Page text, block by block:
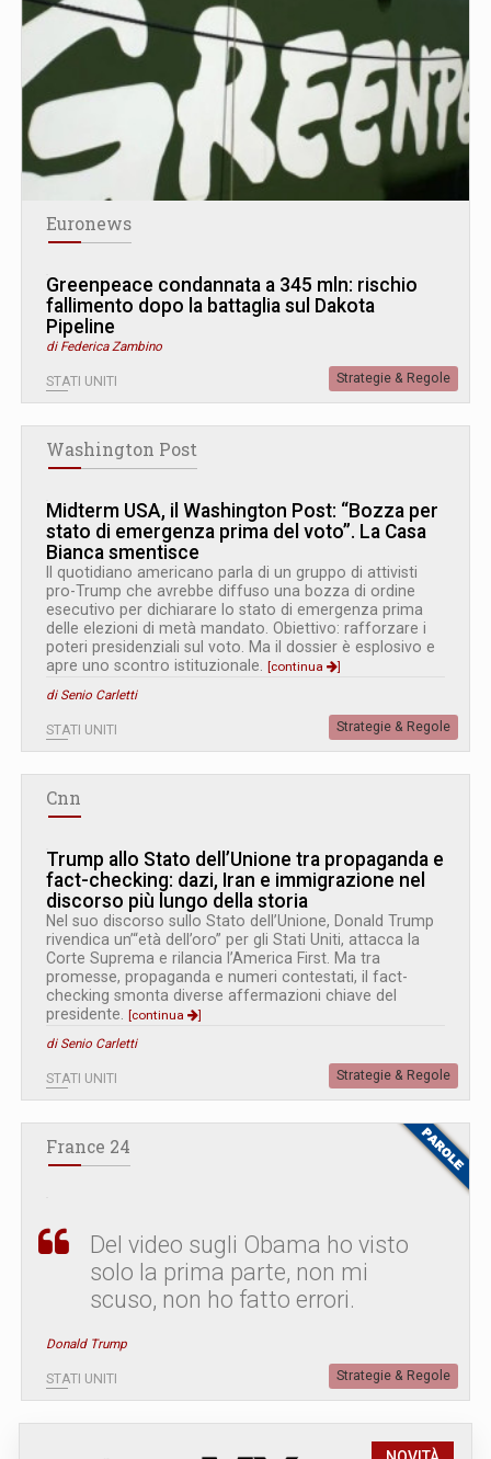
Euronews
Greenpeace condannata a 345 mln: rischio
fallimento dopo la battaglia sul Dakota
Pipeline
di Federica Zambino
STATI UNITI Strategie & Regole
Washington Post
Midterm USA, il Washington Post: “Bozza per
stato di emergenza prima del voto”. La Casa
Bianca smentisce
Il quotidiano americano parla di un gruppo di attivisti
pro-Trump che avrebbe diffuso una bozza di ordine
esecutivo per dichiarare lo stato di emergenza prima
delle elezioni di metà mandato. Obiettivo: rafforzare i
poteri presidenziali sul voto. Ma il dossier è esplosivo e
apre uno scontro istituzionale. [continua
]
di Senio Carletti
STATI UNITI Strategie & Regole
Cnn
Trump allo Stato dell’Unione tra propaganda e
fact-checking: dazi, Iran e immigrazione nel
discorso più lungo della storia
Nel suo discorso sullo Stato dell’Unione, Donald Trump
rivendica un’“età dell’oro” per gli Stati Uniti, attacca la
Corte Suprema e rilancia l’America First. Ma tra
promesse, propaganda e numeri contestati, il fact-
checking smonta diverse affermazioni chiave del
presidente. [continua
]
di Senio Carletti
STATI UNITI Strategie & Regole
France 24
Del video sugli Obama ho visto
solo la prima parte, non mi
scuso, non ho fatto errori.
Donald Trump
STATI UNITI Strategie & Regole